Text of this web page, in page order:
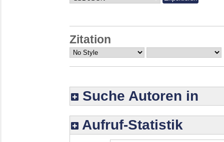
Zitation
Suche Autoren in
Aufruf-Statistik